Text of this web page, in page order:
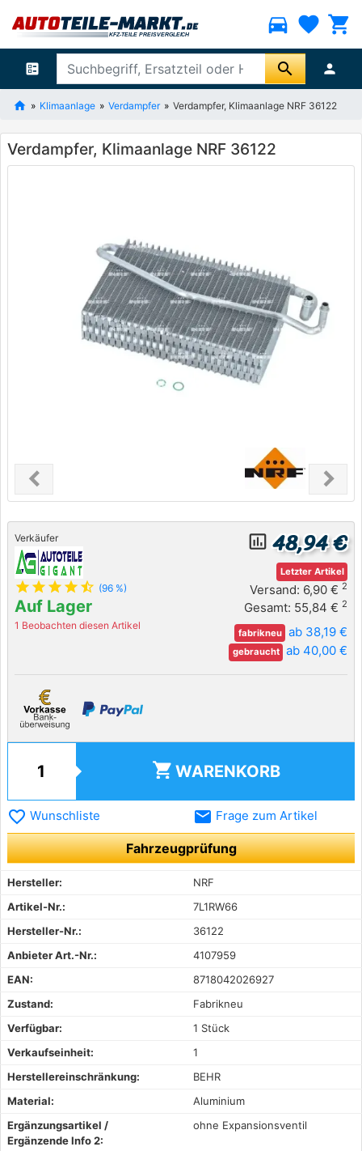
directions_car favorite shopping_cart
ballot search person
Klimaanlage Verdampfer Verdampfer, Klimaanlage NRF 36122
Verdampfer, Klimaanlage NRF 36122
chevron_leftPrevious chevron_right
Next
Verkäufer
star star star star star_half (96 %)
Auf Lager
1 Beobachten diesen Artikel
insert_chart_outlined 48,94 €
Letzter Artikel
Versand: 6,90 € 2
Gesamt: 55,84 € 2
fabrikneu ab 38,19 €
gebraucht ab 40,00 €
shopping_cart WARENKORB
favorite_border Wunschliste email Frage zum Artikel
Fahrzeugprüfung
Hersteller:
NRF
Artikel-Nr.:
7L1RW66
Hersteller-Nr.:
36122
Anbieter Art.-Nr.:
4107959
EAN:
8718042026927
Zustand:
Fabrikneu
Verfügbar:
1 Stück
Verkaufseinheit:
1
Herstellereinschränkung:
BEHR
Material:
Aluminium
Ergänzungsartikel /
Ergänzende Info 2:
ohne Expansionsventil